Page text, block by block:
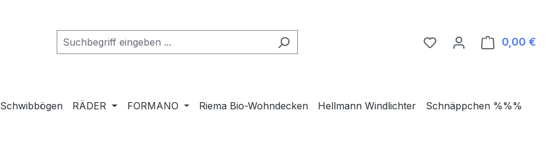
0,00 €
Schwibbögen RÄDER FORMANO Riema Bio-Wohndecken Hellmann Windlichter Schnäppchen %%%